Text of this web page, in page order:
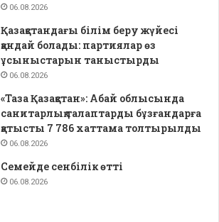
06.08.2026
Қазақстандағы білім беру жүйесі
қандай болады: партиялар өз
ұсыныстарын таныстырды
06.08.2026
«Таза Қазақстан»: Абай облысында
санитарлық талаптарды бұзғандарға
қатысты 7 786 хаттама толтырылды
06.08.2026
Семейде сенбілік өтті
06.08.2026